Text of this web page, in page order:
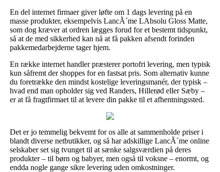
En del internet firmaer giver løfte om 1 dags levering på en
masse produkter, eksempelvis LancÃ´me LAbsolu Gloss Matte,
som dog kræver at ordren lægges forud for et bestemt tidspunkt,
så at de med sikkerhed kan nå at få pakken afsendt forinden
pakkemedarbejderne tager hjem.
En række internet handler præsterer portofri levering, men typisk
kun såfremt der shoppes for en fastsat pris. Som alternativ kunne
du foretrække den mindst kostelige leveringsmanér, der typisk –
hvad end man opholder sig ved Randers, Hillerød eller Sæby –
er at få fragtfirmaet til at levere din pakke til et afhentningssted.
Det er jo temmelig bekvemt for os alle at sammenholde priser i
blandt diverse netbutikker, og så har adskillige LancÃ´me online
selskaber set sig tvunget til at sænke salgsværdien på deres
produkter – til børn og babyer, men også til voksne – enormt, og
endda nogle gange sikre levering uden omkostninger.